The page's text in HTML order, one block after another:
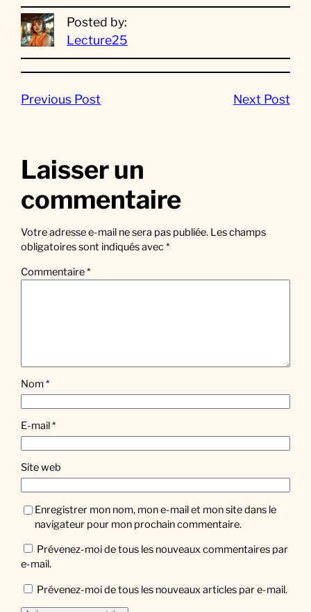
Posted by:
Lecture25
Previous Post Next Post
Laisser un
commentaire
Votre adresse e-mail ne sera pas publiée. Les champs
obligatoires sont indiqués avec*
Commentaire*
Nom*
E-mail*
Site web
Enregistrer mon nom, mon e-mail et mon site dans le
navigateur pour mon prochain commentaire.
Prévenez-moi de tous les nouveaux commentaires par
e-mail.
Prévenez-moi de tous les nouveaux articles par e-mail.